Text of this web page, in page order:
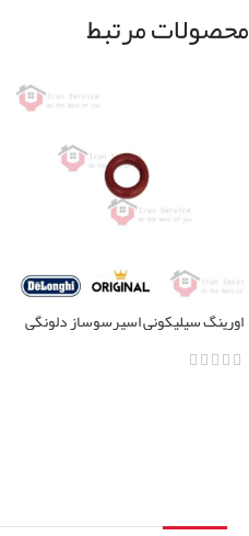
محصولات مرتبط
اورینگ سیلیکونی اسپرسوساز دلونگی
تمامی مدل ها